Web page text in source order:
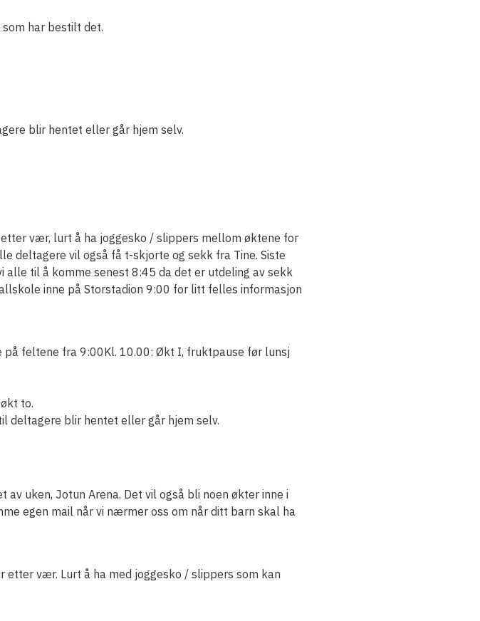
har bestilt det.
blir hentet eller går hjem selv.
vær, lurt å ha joggesko / slippers mellom øktene for
deltagere vil også få t-skjorte og sekk fra Tine. Siste
til å komme senest 8:45 da det er utdeling av sekk
inne på Storstadion 9:00 for litt felles informasjon
feltene fra 9:00Kl. 10.00: Økt I, fruktpause før lunsj
to.
blir hentet eller går hjem selv.
uken, Jotun Arena. Det vil også bli noen økter inne i
egen mail når vi nærmer oss om når ditt barn skal ha
vær. Lurt å ha med joggesko / slippers som kan